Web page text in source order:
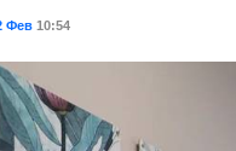
Фев 10:54